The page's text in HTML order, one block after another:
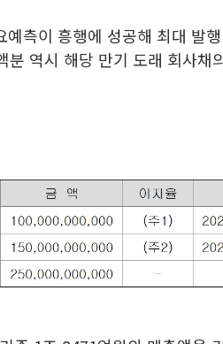
예측이 흥행에 성공해 최대 발
분 역시 해당 만기 도래 회사채